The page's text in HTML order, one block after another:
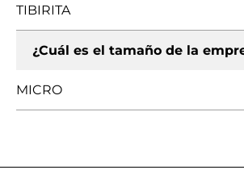
TIBIRITA
¿Cuál es el tamaño de la
MICRO